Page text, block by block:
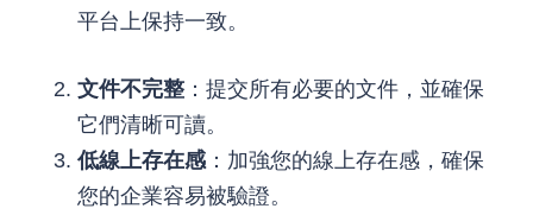
平台上保持一致。
文件不完整 ：提交所有必要的文件，並確保
它們清晰可讀。
低線上存在感：加強您的線上存在感，確保
您的企業容易被驗證。